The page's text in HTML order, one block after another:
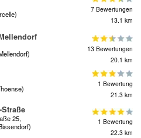
7 Bewertungen
13.1 km
13 Bewertungen
20.1 km
1 Bewertung
21.3 km
25,
1 Bewertung
22.3 km